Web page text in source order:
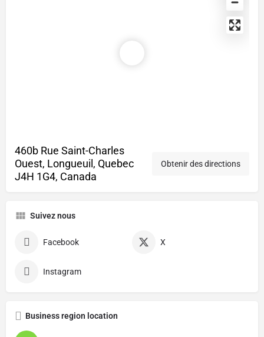
460b Rue Saint-Charles
Ouest, Longueuil, Quebec
J4H 1G4, Canada
Obtenir des directions
Suivez nous
Facebook X
Instagram
Business region location